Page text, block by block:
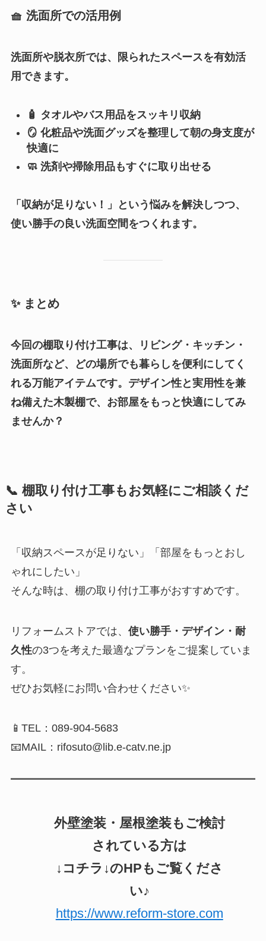
🧺 洗面所での活用例
洗面所や脱衣所では、限られたスペースを有効活
用できます。
🧴 タオルやバス用品をスッキリ収納
🪞 化粧品や洗面グッズを整理して朝の身支度が
快適に
🧼 洗剤や掃除用品もすぐに取り出せる
「収納が足りない！」という悩みを解決しつつ、
使い勝手の良い洗面空間をつくれます。
✨ まとめ
今回の棚取り付け工事は、リビング・キッチン・
洗面所など、どの場所でも暮らしを便利にしてく
れる万能アイテムです。デザイン性と実用性を兼
ね備えた木製棚で、お部屋をもっと快適にしてみ
ませんか？
📞 棚取り付け工事もお気軽にご相談くだ
さい
「収納スペースが足りない」「部屋をもっとおし
ゃれにしたい」
そんな時は、棚の取り付け工事がおすすめです。
リフォームストアでは、 使い勝手・デザイン・耐
久性の3つを考えた最適なプランをご提案していま
す。
ぜひお気軽にお問い合わせください✨
📱TEL：089-904-5683
📧MAIL：rifosuto@lib.e-catv.ne.jp
外壁塗装・屋根塗装もご検討
されている方は
↓コチラ↓のHPもご覧くださ
い♪
https://www.reform-store.com